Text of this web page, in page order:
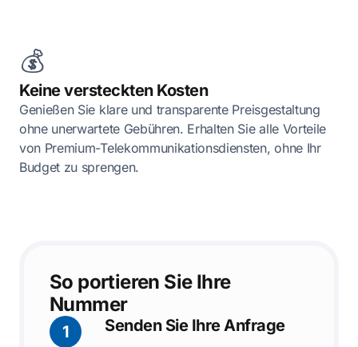
💰
Keine versteckten Kosten
Genießen Sie klare und transparente Preisgestaltung
ohne unerwartete Gebühren. Erhalten Sie alle Vorteile
von Premium-Telekommunikationsdiensten, ohne Ihr
Budget zu sprengen.
So portieren Sie Ihre
Nummer
1 Senden Sie Ihre Anfrage